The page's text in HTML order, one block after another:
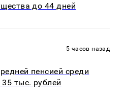
до 44 дней
5 часов назад
пенсией среди
тыс. рублей